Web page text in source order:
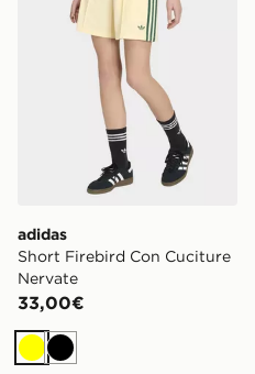
adidas
Short Firebird Con Cuciture
Nervate
33,00€
Giallo
Nero